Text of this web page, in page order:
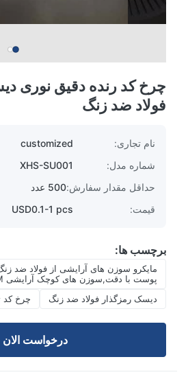
چرخ کد رنده دقیق نوری
فولاد ضد زنگ
نام تجاری:
customized
شماره مدل:
XHS-SU001
حداقل مقدار سفارش:500 عدد
قیمت:
USD0.1-1 pcs
برچسب ها:
مایکرو سوزن های آرایشی از فولاد ضد
پوست با دقت,سوزن های کوچک آرایشی OEM با گارانتی
دیسک رمزگذار فولاد ضد زنگ
چرخ کد توری
درخواست الان